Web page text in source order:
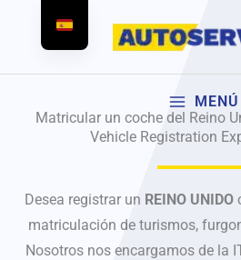
MENÚ
Matricular un coche del Reino
Vehicle Registration
Desea registrar un REINO UNIDO
matriculación de turismos,
Nosotros nos encargamos de la